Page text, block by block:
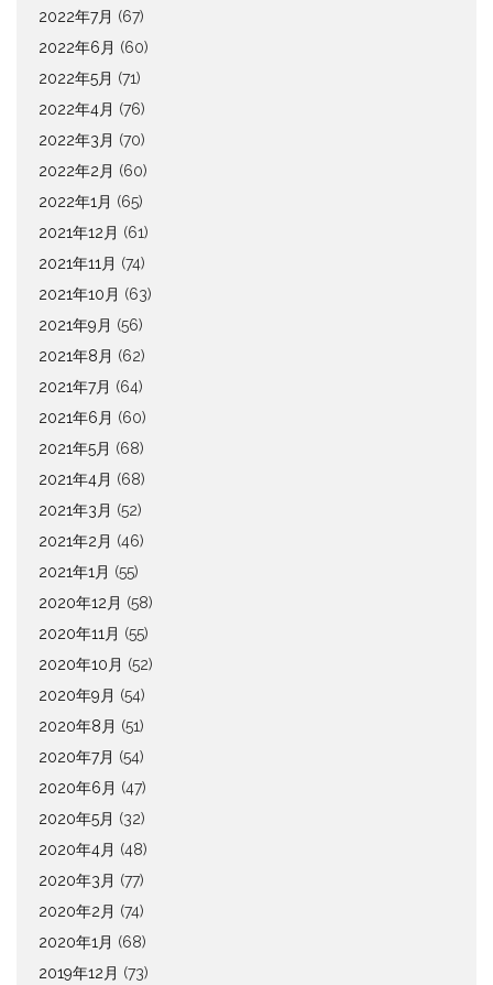
2022年7月 (67)
2022年6月 (60)
2022年5月 (71)
2022年4月 (76)
2022年3月 (70)
2022年2月 (60)
2022年1月 (65)
2021年12月 (61)
2021年11月 (74)
2021年10月 (63)
2021年9月 (56)
2021年8月 (62)
2021年7月 (64)
2021年6月 (60)
2021年5月 (68)
2021年4月 (68)
2021年3月 (52)
2021年2月 (46)
2021年1月 (55)
2020年12月 (58)
2020年11月 (55)
2020年10月 (52)
2020年9月 (54)
2020年8月 (51)
2020年7月 (54)
2020年6月 (47)
2020年5月 (32)
2020年4月 (48)
2020年3月 (77)
2020年2月 (74)
2020年1月 (68)
2019年12月 (73)